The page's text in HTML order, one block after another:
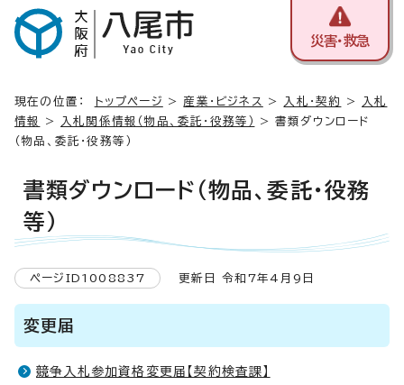
災害・救急
現在の位置： トップページ > 産業・ビジネス > 入札・契約 >
入札
情報
> 入札関係情報（物品、委託・役務等）
> 書類ダウンロード
（物品、委託・役務等）
書類ダウンロード（物品、委託・役務
等）
ページID1008837 更新日 令和7年4月9日
変更届
競争入札参加資格変更届【契約検査課】